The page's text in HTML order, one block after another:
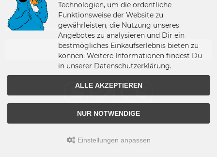
VERSANDLAND
© 2026 S.P.A.C.E - space-figuren.de • Alle Rechte vorbehalten • Umsetzung &
Technologien, um die ordentliche
Funktionsweise der Website zu
gewährleisten, die Nutzung unseres
Angebotes zu analysieren und Dir ein
bestmögliches Einkaufserlebnis bieten zu
können. Weitere Informationen findest Du
in unserer Datenschutzerklärung.
ALLE AKZEPTIEREN
NUR NOTWENDIGE
Einstellungen anpassen